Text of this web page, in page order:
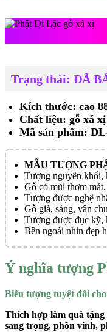
Trạng thái: ĐÃ
Kích thước: cao
Chất liệu: gỗ xá
Mã sản phẩm:
MẪU TƯỢNG
Tượng nguyên khối,
Gỗ có mùi thơm
Tượng được nghệ
Gỗ già, sáng, vân
Tượng được đục kỹ,
Bên ngoài nhìn đẹp
Ý nghĩa tượng
Biểu tượng tuyệt đối
Thích hợp làm quà
sang trọng, phồn vinh,